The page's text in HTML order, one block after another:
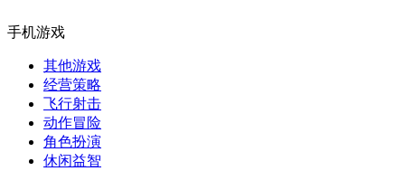
手机游戏
其他游戏
经营策略
飞行射击
动作冒险
角色扮演
休闲益智